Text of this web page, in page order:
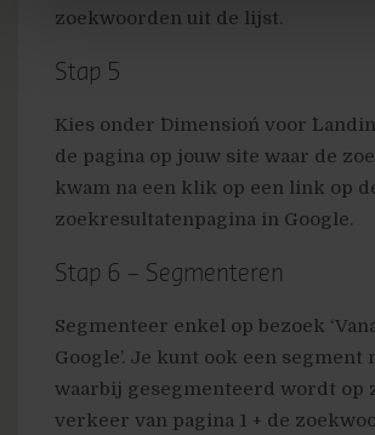
zoekwoorden uit de lijst.
Stap 5
Kies onder ´Dimension´ voor
de pagina op jouw site waar de
kwam na een klik op een link op
zoekresultatenpagina in Google.
Stap 6 – Segmenteren
Segmenteer enkel op bezoek
Google’. Je kunt ook een segment
waarbij gesegmenteerd wordt op
verkeer van pagina 1 + de